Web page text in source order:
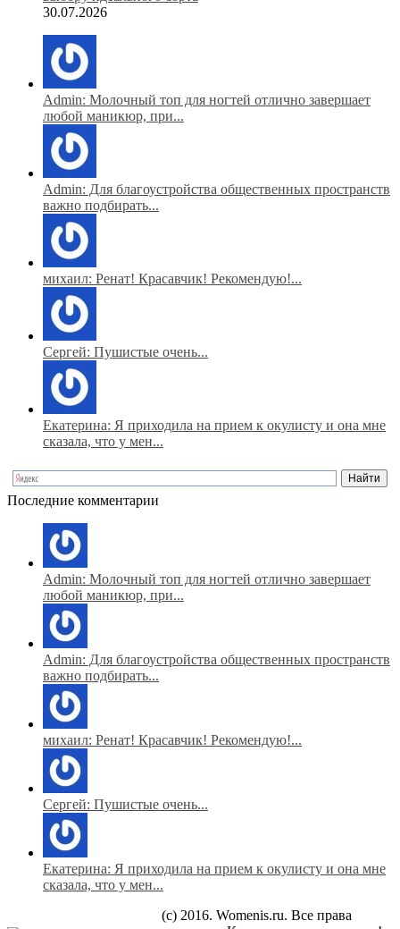
30.07.2026
Admin: Молочный топ для ногтей отлично завершает
любой маникюр, при...
Admin: Для благоустройства общественных пространств
важно подбирать...
михаил: Ренат! Красавчик! Рекомендую!...
Сергей: Пушистые очень...
Екатерина: Я приходила на прием к окулисту и она мне
сказала, что у мен...
Последние комментарии
Admin: Молочный топ для ногтей отлично завершает
любой маникюр, при...
Admin: Для благоустройства общественных пространств
важно подбирать...
михаил: Ренат! Красавчик! Рекомендую!...
Сергей: Пушистые очень...
Екатерина: Я приходила на прием к окулисту и она мне
сказала, что у мен...
(c) 2016. Womenis.ru. Все права